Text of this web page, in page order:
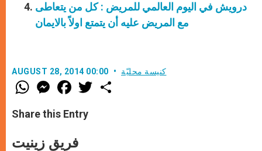
درويش في اليوم العالمي للمريض : كل من يتعاطى
مع المريض عليه أن يتمتع اولاً بالايمان
AUGUST 28, 2014 00:00 كنيسة محليّة
W
h
t
s
p
p
M
e
s
e
g
e
F
a
e
b
o
k
w
Share this Entry
فريق زينيت